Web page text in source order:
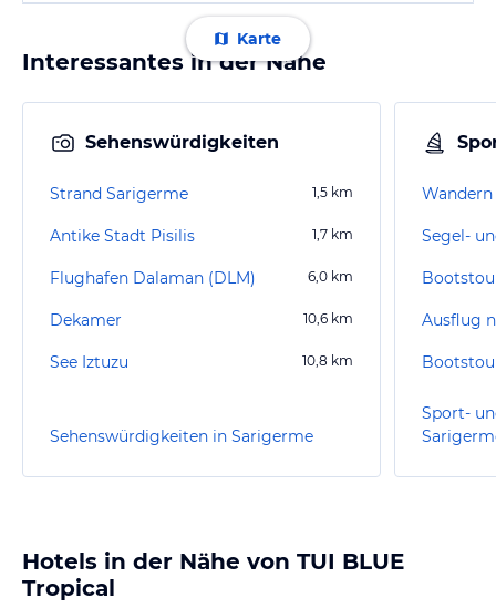
Karte
Interessantes in der Nähe
Sehenswürdigkeiten
Strand Sarigerme 1,5 km
Antike Stadt Pisilis 1,7 km
Flughafen Dalaman (DLM) 6,0 km
Dekamer 10,6 km
See Iztuzu 10,8 km
Sehenswürdigkeiten in Sarigerme
Segel-
Ausflug
Sport-
Hotels in der Nähe von TUI BLUE
Tropical